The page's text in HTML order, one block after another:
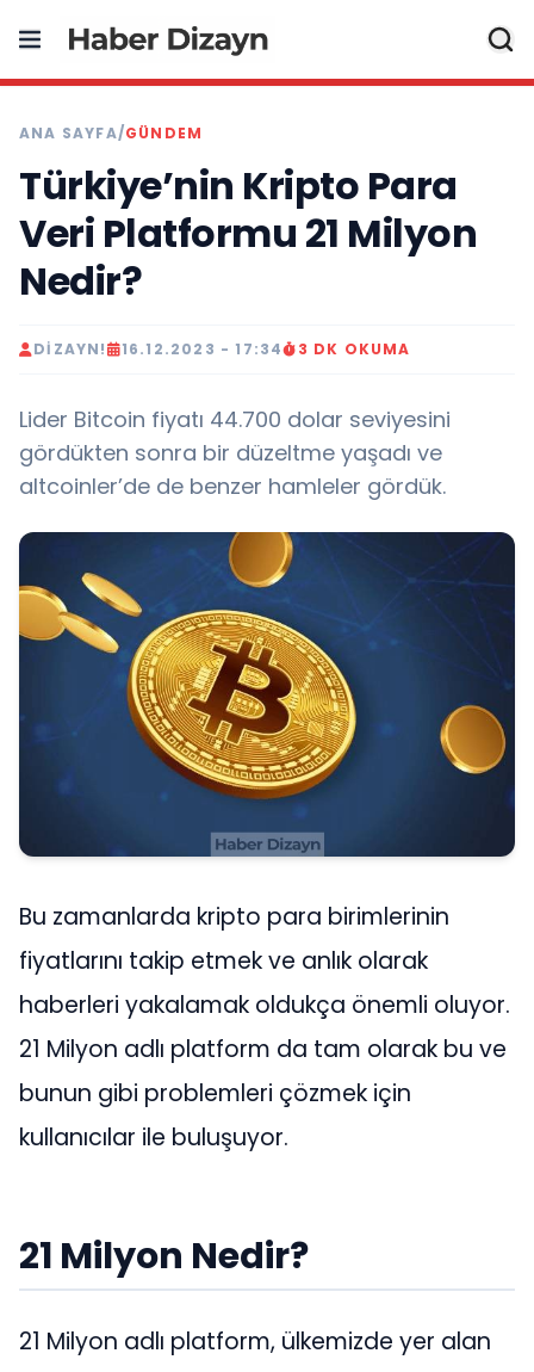
ANA SAYFA/GÜNDEM
Türkiye’nin Kripto Para
Veri Platformu 21 Milyon
Nedir?
DIZAYN! 16.12.2023 - 17:34 3 DK OKUMA
Lider Bitcoin fiyatı 44.700 dolar seviyesini
gördükten sonra bir düzeltme yaşadı ve
altcoinler’de de benzer hamleler gördük.
Bu zamanlarda kripto para birimlerinin
fiyatlarını takip etmek ve anlık olarak
haberleri yakalamak oldukça önemli oluyor.
21 Milyon adlı platform da tam olarak bu ve
bunun gibi problemleri çözmek için
kullanıcılar ile buluşuyor.
21 Milyon Nedir?
21 Milyon adlı platform, ülkemizde yer alan